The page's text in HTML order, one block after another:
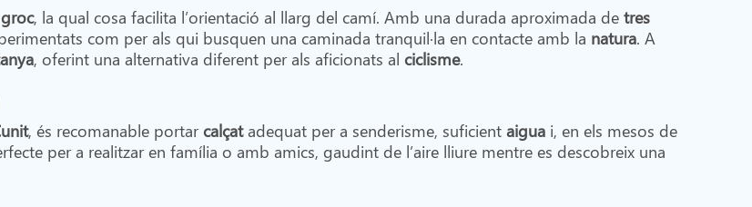
, la qual cosa facilita l’orientació al llarg del camí. Amb una durada aproximada de tres
com per als qui busquen una caminada tranquil·la en contacte amb la natura. A
, oferint una alternativa diferent per als aficionats al ciclisme.
, és recomanable portarcalçatadequat per a senderisme, suficient aigua i, en els mesos de
per a realitzar en família o amb amics, gaudint de l’aire lliure mentre es descobreix una